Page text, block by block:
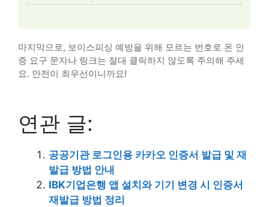
마지막으로, 보이스피싱 예방을 위해 모르는 번호로 온 인
증 요구 문자나 링크는 절대 클릭하지 않도록 주의해 주세
요. 안전이 최우선이니까요!
연관 글:
공공기관 로그인용 카카오 인증서 발급 및 재
발급 방법 안내
IBK기업은행 앱 설치와 기기 변경 시 인증서
재발급 방법 정리